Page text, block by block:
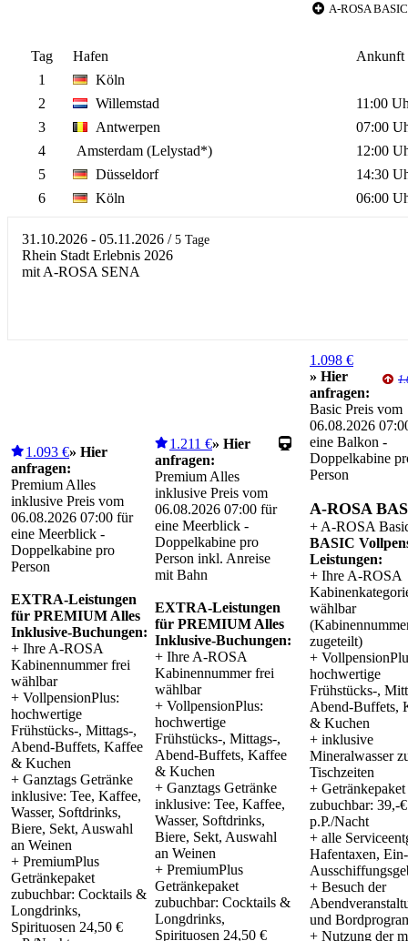
A-ROSA BASIC
Tag Hafen
Ankunft
1
Köln
2
Willemstad
11:00
3
Antwerpen
07:00
4
Amsterdam (Lelystad*)
12:00
5
Düsseldorf
14:30
6
Köln 06:00
31.10.2026 - 05.11.2026 /5 Tage
Rhein Stadt Erlebnis 2026
mit A-ROSA SENA
1.093 €» Hier
anfragen:
Premium Alles
inklusive Preis vom
06.08.2026 07:00 für
eine Meerblick -
Doppelkabine pro
Person
EXTRA-Leistungen
für PREMIUM Alles
Inklusive-Buchungen:
+ Ihre A-ROSA
Kabinennummer frei
wählbar
+ VollpensionPlus:
hochwertige
Frühstücks-, Mittags-,
Abend-Buffets, Kaffee
& Kuchen
+ Ganztags Getränke
inklusive: Tee, Kaffee,
Wasser, Softdrinks,
Biere, Sekt, Auswahl
an Weinen
+ PremiumPlus
Getränkepaket
zubuchbar: Cocktails &
Longdrinks,
Spirituosen 24,50 €
1.211 €» Hier
anfragen:
Premium Alles
inklusive Preis vom
06.08.2026 07:00 für
eine Meerblick -
Doppelkabine pro
Person inkl. Anreise
mit Bahn
EXTRA-Leistungen
für PREMIUM Alles
Inklusive-Buchungen:
+ Ihre A-ROSA
Kabinennummer frei
wählbar
+ VollpensionPlus:
hochwertige
Frühstücks-, Mittags-,
Abend-Buffets, Kaffee
& Kuchen
+ Ganztags Getränke
inklusive: Tee, Kaffee,
Wasser, Softdrinks,
Biere, Sekt, Auswahl
an Weinen
+ PremiumPlus
Getränkepaket
zubuchbar: Cocktails &
Longdrinks,
Spirituosen 24,50 €
1.098 €
» Hier
anfragen:
Basic Preis vom
06.08.2026
eine Balkon -
Doppelkabine
Person
A-ROSA
+ A-ROSA
BASIC
Leistungen:
+ Ihre A-ROSA
wählbar
zugeteilt)
+
hochwertige
Frühstücks-,
Abend-Buffets,
& Kuchen
+ inklusive
Mineralwasser
Tischzeiten
+ Getränkepaket
zubuchbar: 39,-€
p.P./Nacht
+ alle
Hafentaxen,
+ Besuch der
und
+ Nutzung der